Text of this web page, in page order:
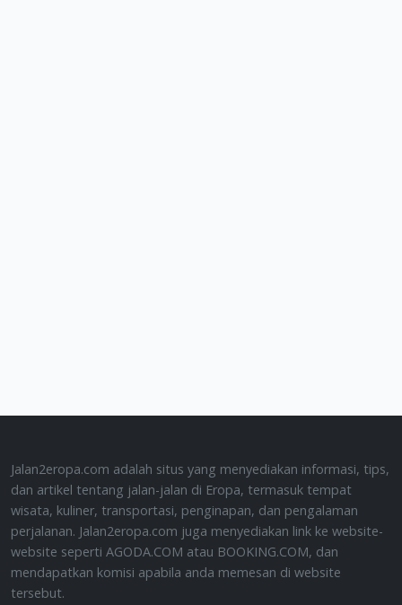
Jalan2eropa.com adalah situs yang menyediakan informasi, tips,
dan artikel tentang jalan-jalan di Eropa, termasuk tempat
wisata, kuliner, transportasi, penginapan, dan pengalaman
perjalanan. Jalan2eropa.com juga menyediakan link ke website-
website seperti AGODA.COM atau BOOKING.COM, dan
mendapatkan komisi apabila anda memesan di website
tersebut.